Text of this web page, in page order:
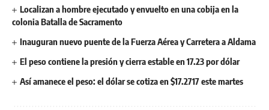
Localizan a hombre ejecutado y envuelto en una cobija en la
colonia Batalla de Sacramento
Inauguran nuevo puente de la Fuerza Aérea y Carretera a Aldama
El peso contiene la presión y cierra estable en 17.23 por dólar
Así amanece el peso: el dólar se cotiza en $17.2717 este martes